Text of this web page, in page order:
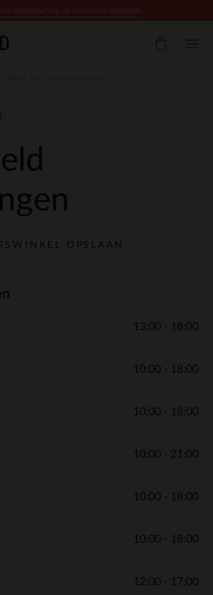
OPSLAAN
13:00 - 18:00
10:00 - 18:00
10:00 - 18:00
10:00 - 21:00
10:00 - 18:00
10:00 - 18:00
12:00 - 17:00